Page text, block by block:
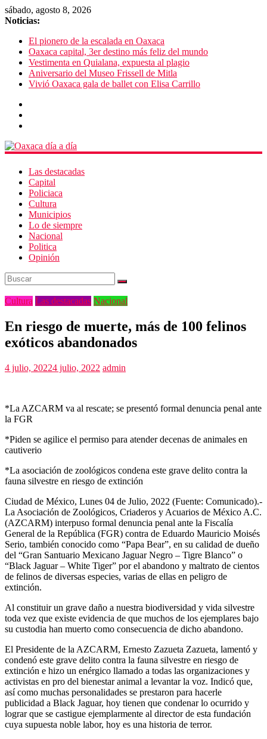
sábado, agosto 8, 2026
Noticias:
El pionero de la escalada en Oaxaca
Oaxaca capital, 3er destino más feliz del mundo
Vestimenta en Quialana, expuesta al plagio
Aniversario del Museo Frissell de Mitla
Vivió Oaxaca gala de ballet con Elisa Carrillo
Las destacadas
Capital
Policiaca
Cultura
Municipios
Lo de siempre
Nacional
Politica
Opinión
Cultura Las destacadas Nacional
En riesgo de muerte, más de 100 felinos
exóticos abandonados
4 julio, 20224 julio, 2022 admin
*La AZCARM va al rescate; se presentó formal denuncia penal ante
la FGR
*Piden se agilice el permiso para atender decenas de animales en
cautiverio
*La asociación de zoológicos condena este grave delito contra la
fauna silvestre en riesgo de extinción
Ciudad de México, Lunes 04 de Julio, 2022 (Fuente: Comunicado).-
La Asociación de Zoológicos, Criaderos y Acuarios de México A.C.
(AZCARM) interpuso formal denuncia penal ante la Fiscalía
General de la República (FGR) contra de Eduardo Mauricio Moisés
Serio, también conocido como “Papa Bear”, en su calidad de dueño
del “Gran Santuario Mexicano Jaguar Negro – Tigre Blanco” o
“Black Jaguar – White Tiger” por el abandono y maltrato de cientos
de felinos de diversas especies, varias de ellas en peligro de
extinción.
Al constituir un grave daño a nuestra biodiversidad y vida silvestre
toda vez que existe evidencia de que muchos de los ejemplares bajo
su custodia han muerto como consecuencia de dicho abandono.
El Presidente de la AZCARM, Ernesto Zazueta Zazueta, lamentó y
condenó este grave delito contra la fauna silvestre en riesgo de
extinción e hizo un enérgico llamado a todas las organizaciones y
activistas en pro del bienestar animal a levantar la voz. Indicó que,
así como muchas personalidades se prestaron para hacerle
publicidad a Black Jaguar, hoy tienen que condenar lo ocurrido y
lograr que se castigue ejemplarmente al director de esta fundación
cuya supuesta noble labor, hoy es una historia de terror.